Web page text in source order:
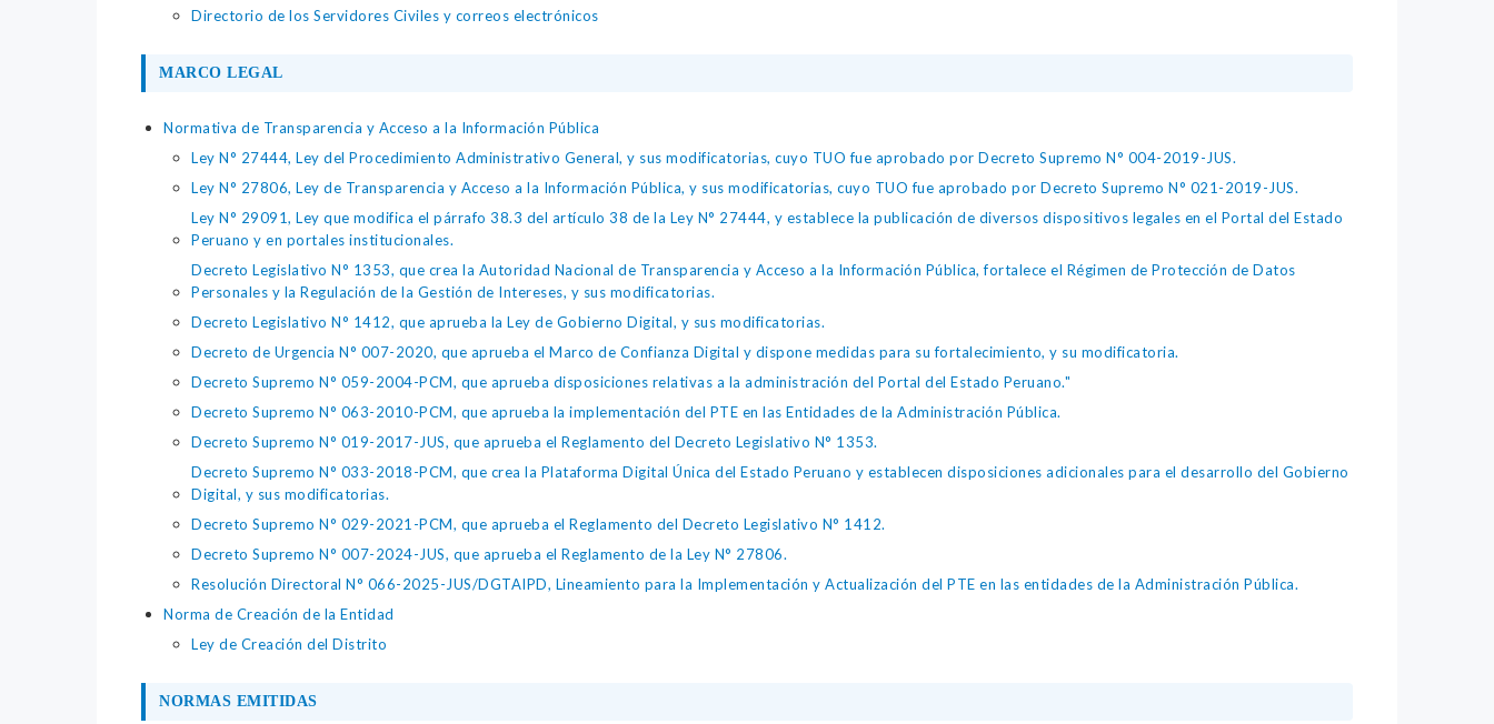
Directorio de los Servidores Civiles y correos electrónicos
MARCO LEGAL
Normativa de Transparencia y Acceso a la Información Pública
Ley N° 27444, Ley del Procedimiento Administrativo General, y sus modificatorias, cuyo TUO fue aprobado por Decreto Supremo N° 004-2019-JUS.
Ley N° 27806, Ley de Transparencia y Acceso a la Información Pública, y sus modificatorias, cuyo TUO fue aprobado por Decreto Supremo N° 021-2019-JUS.
Ley N° 29091, Ley que modifica el párrafo 38.3 del artículo 38 de la Ley N° 27444, y establece la publicación de diversos dispositivos legales en el Portal del Estado
Peruano y en portales institucionales.
Decreto Legislativo N° 1353, que crea la Autoridad Nacional de Transparencia y Acceso a la Información Pública, fortalece el Régimen de Protección de Datos
Personales y la Regulación de la Gestión de Intereses, y sus modificatorias.
Decreto Legislativo N° 1412, que aprueba la Ley de Gobierno Digital, y sus modificatorias.
Decreto de Urgencia N° 007-2020, que aprueba el Marco de Confianza Digital y dispone medidas para su fortalecimiento, y su modificatoria.
Decreto Supremo N° 059-2004-PCM, que aprueba disposiciones relativas a la administración del Portal del Estado Peruano."
Decreto Supremo N° 063-2010-PCM, que aprueba la implementación del PTE en las Entidades de la Administración Pública.
Decreto Supremo N° 019-2017-JUS, que aprueba el Reglamento del Decreto Legislativo N° 1353.
Decreto Supremo N° 033-2018-PCM, que crea la Plataforma Digital Única del Estado Peruano y establecen disposiciones adicionales para el desarrollo del Gobierno
Digital, y sus modificatorias.
Decreto Supremo N° 029-2021-PCM, que aprueba el Reglamento del Decreto Legislativo N° 1412.
Decreto Supremo N° 007-2024-JUS, que aprueba el Reglamento de la Ley N° 27806.
Resolución Directoral N° 066-2025-JUS/DGTAIPD, Lineamiento para la Implementación y Actualización del PTE en las entidades de la Administración Pública.
Norma de Creación de la Entidad
Ley de Creación del Distrito
NORMAS EMITIDAS